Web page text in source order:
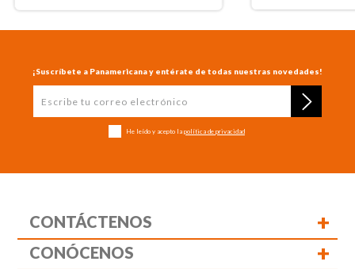
¡Suscríbete a Panamericana y entérate de todas nuestras novedades!
He leído y acepto la política de privacidad
CONTÁCTENOS +
CONÓCENOS +